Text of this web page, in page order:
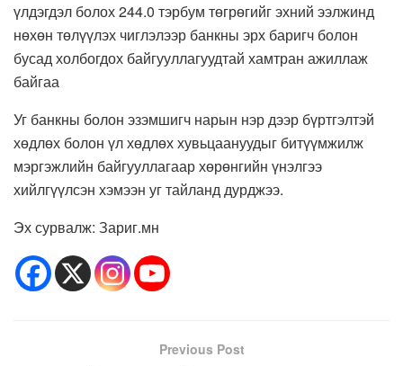
үлдэгдэл болох 244.0 тэрбум төгрөгийг эхний ээлжинд
нөхөн төлүүлэх чиглэлээр банкны эрх баригч болон
бусад холбогдох байгууллагуудтай хамтран ажиллаж
байгаа
Уг банкны болон эзэмшигч нарын нэр дээр бүртгэлтэй
хөдлөх болон үл хөдлөх хувьцаануудыг битүүмжилж
мэргэжлийн байгууллагаар хөрөнгийн үнэлгээ
хийлгүүлсэн хэмээн уг тайланд дурджээ.
Эх сурвалж: Зариг.мн
Previous Post